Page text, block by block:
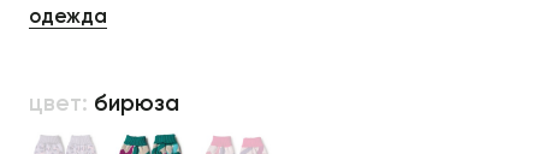
одежда
цвет: бирюза